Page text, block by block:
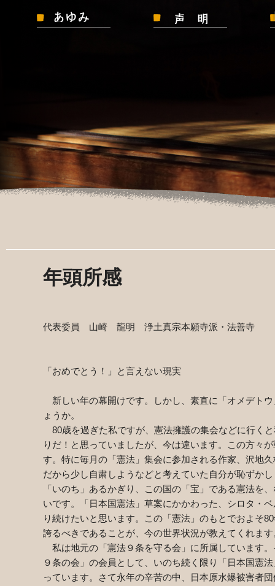
年頭所感
代表委員 山崎 龍明 浄土真宗本願寺派・法善寺
「おめでとう！」と言えない現実
新しい年の幕開けです。しかし、素直に「オメデト
ょうか。
80歳を過ぎた私ですが、憲法擁護の集会などに行く
りだ！と思っていましたが、今は違います。この方々
す。特に毎月の「憲法」集会に参加される作家、沢地
だから少し自粛しようなどと考えていた自分が恥ずか
「いのち」あるかぎり、この国の「宝」である憲法を
いです。「日本国憲法」草案にかかわった、シロタ・
り続けたいと思います。この「憲法」のもとでおよそ80
誇るべきであることが、今の世界状況が教えてくれます
私は地元の「憲法９条を守る会」に所属しています
９条の会」の会員として、いのち続く限り「日本国憲
っています。さて永年の辛苦の中、日本原水爆被害者